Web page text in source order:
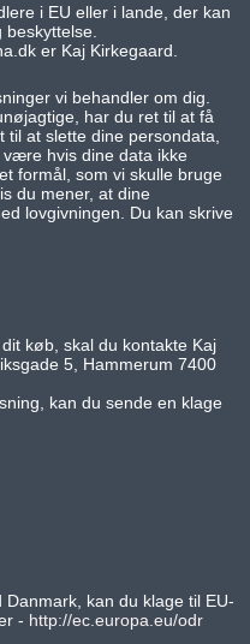
i EU eller i lande, der kan
beskyttelse.
er Kaj Kirkegaard.
vi behandler om dig.
har du ret til at få
at slette dine persondata,
hvis dine data ikke
formål, som vi skulle bruge
du mener, at dine
lovgivningen. Du kan skrive
køb, skal du kontakte Kaj
5, Hammerum 7400
kan du sende en klage
kan du klage til EU-
- http://ec.europa.eu/odr